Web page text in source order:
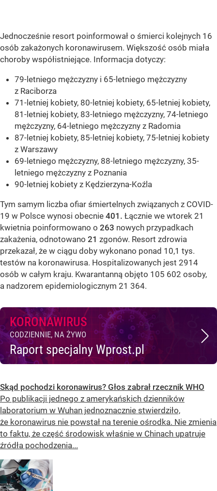
Jednocześnie resort poinformował o śmierci kolejnych 16
osób zakażonych koronawirusem. Większość osób miała
choroby współistniejące. Informacja dotyczy:
79-letniego mężczyzny i 65-letniego mężczyzny
z Raciborza
71-letniej kobiety, 80-letniej kobiety, 65-letniej kobiety,
81-letniej kobiety, 83-letniego mężczyzny, 74-letniego
mężczyzny, 64-letniego mężczyzny z Radomia
87-letniej kobiety, 85-letniej kobiety, 75-letniej kobiety
z Warszawy
69-letniego mężczyzny, 88-letniego mężczyzny, 35-
letniego mężczyzny z Poznania
90-letniej kobiety z Kędzierzyna-Koźla
Tym samym liczba ofiar śmiertelnych związanych z COVID-
19 w Polsce wynosi obecnie 401. Łącznie we wtorek 21
kwietnia poinformowano o 263 nowych przypadkach
zakażenia, odnotowano 21 zgonów. Resort zdrowia
przekazał, że w ciągu doby wykonano ponad 10,1 tys.
testów na koronawirusa. Hospitalizowanych jest 2914
osób w całym kraju. Kwarantanną objęto 105 602 osoby,
a nadzorem epidemiologicznym 21 364.
KORONAWIRUS
CODZIENNIE, NA ŻYWO
Raport specjalny Wprost.pl
Skąd pochodzi koronawirus? Głos zabrał rzecznik WHO
Po publikacji jednego z amerykańskich dzienników
laboratorium w Wuhan jednoznacznie stwierdziło,
że koronawirus nie powstał na terenie ośrodka. Nie zmienia
to faktu, że część środowisk właśnie w Chinach upatruje
źródła pochodzenia...